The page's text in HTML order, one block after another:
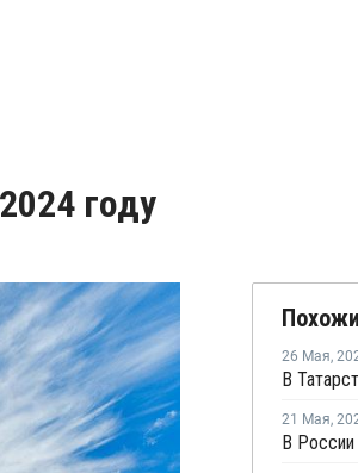
году
26 Мая,
21 Мая,
В России